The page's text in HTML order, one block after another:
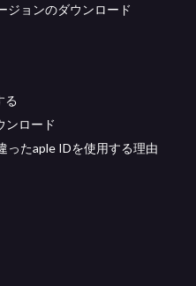
ジョンのダウンロード
る
ンロード
ったaple IDを使用する理由